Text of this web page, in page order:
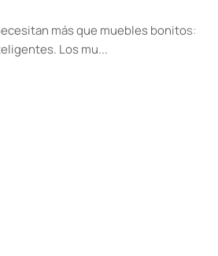
más que muebles bonitos:
Los mu...